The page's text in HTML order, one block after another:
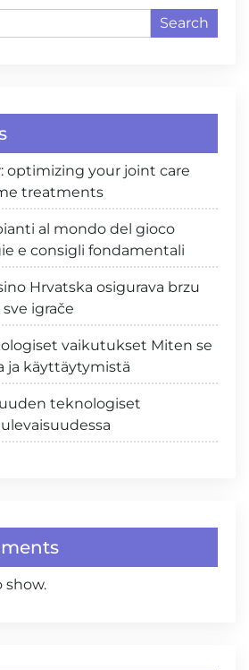
Search
optimizing your joint care
treatments
al mondo del gioco
e consigli fondamentali
Hrvatska osigurava brzu
igrače
vaikutukset Miten se
ja käyttäytymistä
teknologiset
show.